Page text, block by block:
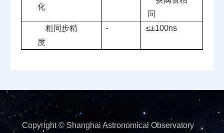
化
同
粗同步精
度
- ≤±100ns
Copyright © Shanghai Astronomical Observatory